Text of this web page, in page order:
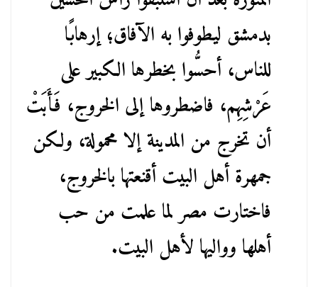
بدمشق ليطوفوا به الآفاق؛ إرهابًا
للناس، أحسُّوا بخطرها الكبير على
عَرْشِهِم، فاضطروها إلى الخروج، فَأَبَتْ
أن تخرج من المدينة إلا محمولة، ولكن
جمهرة أهل البيت أقنعتها بالخروج،
فاختارت مصر لما علمت من حب
أهلها وواليها لأهل البيت.